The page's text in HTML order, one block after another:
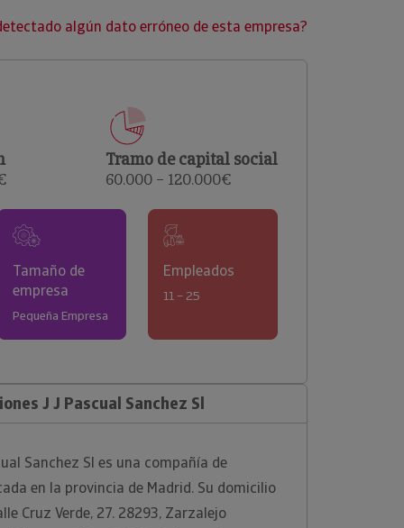
clientes.
algún dato erróneo de esta empresa?
Tramo de capital social
60.000 – 120.000€
Tamaño de
empresa
Pequeña Empresa
Empleados
11 – 25
J J Pascual Sanchez Sl
Sanchez Sl es una compañía de
en la provincia de Madrid. Su domicilio
Cruz Verde, 27. 28293, Zarzalejo